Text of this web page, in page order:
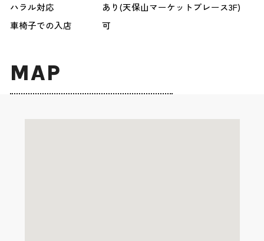
ハラル対応
あり(天保山マーケットプレース3F)
車椅子での入店
可
MAP